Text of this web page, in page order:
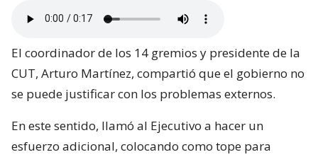
El coordinador de los 14 gremios y presidente de la
CUT, Arturo Martínez, compartió que el gobierno no
se puede justificar con los problemas externos.
En este sentido, llamó al Ejecutivo a hacer un
esfuerzo adicional, colocando como tope para